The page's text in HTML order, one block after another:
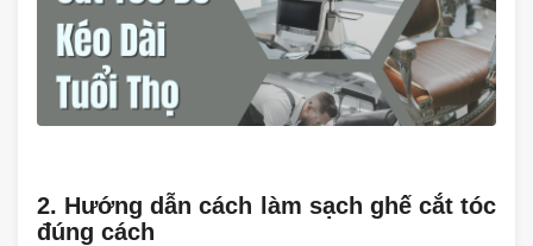
2. Hướng dẫn cách làm sạch ghế cắt tóc
đúng cách